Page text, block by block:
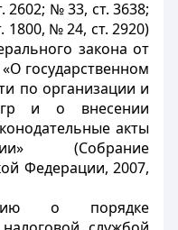
2602; № 33, ст. 3638;
1800, № 24, ст. 2920)
закона от
государственном
по организации и
и о внесении
акты
(Собрание
Федерации, 2007,
о порядке